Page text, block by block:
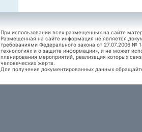
При использовании всех размещенных на сайте
Размещенная на сайте информация не является
требованиями Федерального закона от 27.07.2006
технологиях и о защите информации», и не может
планирования мероприятий, реализация которых
человеческих жертв.
Для получения документированных данных